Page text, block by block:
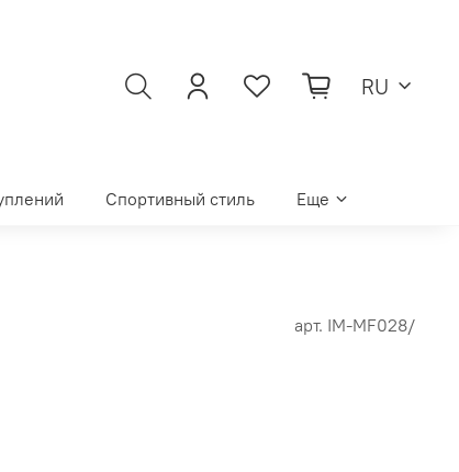
RU
Спортивный стиль Еще
арт. IM-MF028/